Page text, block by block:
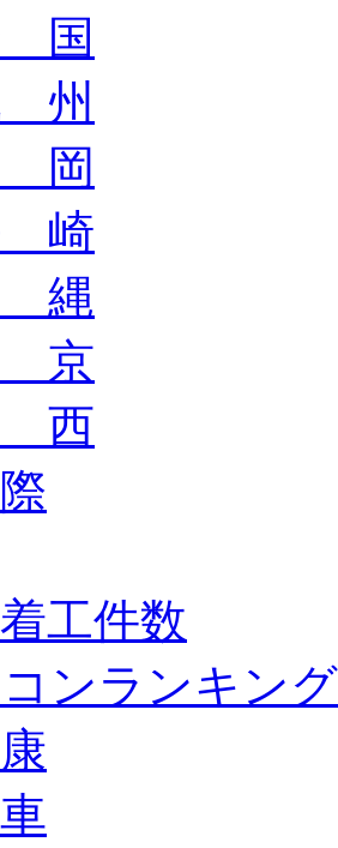
国
州
岡
崎
縄
京
西
工件数
ンランキング